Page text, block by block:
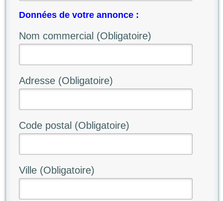
Données de votre annonce :
Nom commercial (Obligatoire)
Adresse (Obligatoire)
Code postal (Obligatoire)
Ville (Obligatoire)